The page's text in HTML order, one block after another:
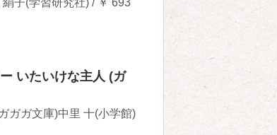
子(学習研究社) / ￥ 693
いたいけな主人 (ガ
ガガ文庫)中里 十(小学館)